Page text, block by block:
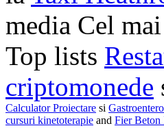
media Cel
Top lists
criptomonede
Calculator Proiectare si
cursuri kinetoterapie and Fier Beton